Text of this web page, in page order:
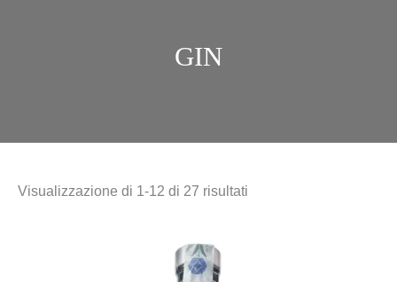
GIN
Visualizzazione di 1-12 di 27 risultati